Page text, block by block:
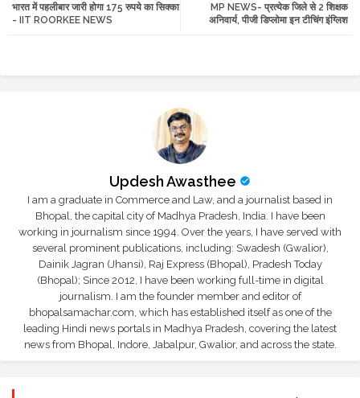
tte ats
MP NEWS- प्रत्येक जिले से 2 शिक्षक
अनिवार्य, पीजी डिप्लोमा इन टीचिंग इंग्लिश
भारत में पहलीबार जारी होगा 175 रुपये का सिक्का
- IIT ROORKEE NEWS
Updesh Awasthee
I am a graduate in Commerce and Law, and a journalist based in
Bhopal, the capital city of Madhya Pradesh, India. I have been
working in journalism since 1994. Over the years, I have served with
several prominent publications, including: Swadesh (Gwalior),
Dainik Jagran (Jhansi), Raj Express (Bhopal), Pradesh Today
(Bhopal); Since 2012, I have been working full-time in digital
journalism. I am the founder member and editor of
bhopalsamachar.com, which has established itself as one of the
leading Hindi news portals in Madhya Pradesh, covering the latest
news from Bhopal, Indore, Jabalpur, Gwalior, and across the state.